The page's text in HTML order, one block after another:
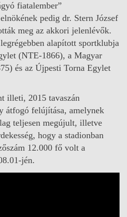
fiatalember”
pedig dr. Stern József
meg az akkori jelenlévők.
alapított sportklubja
(NTE-1866), a Magyar
és az Újpesti Torna Egylet
illeti, 2015 tavaszán
átfogó felújítása, amelynek
teljesen megújult, illetve
hogy a stadionban
12.000 fő volt a
jén.